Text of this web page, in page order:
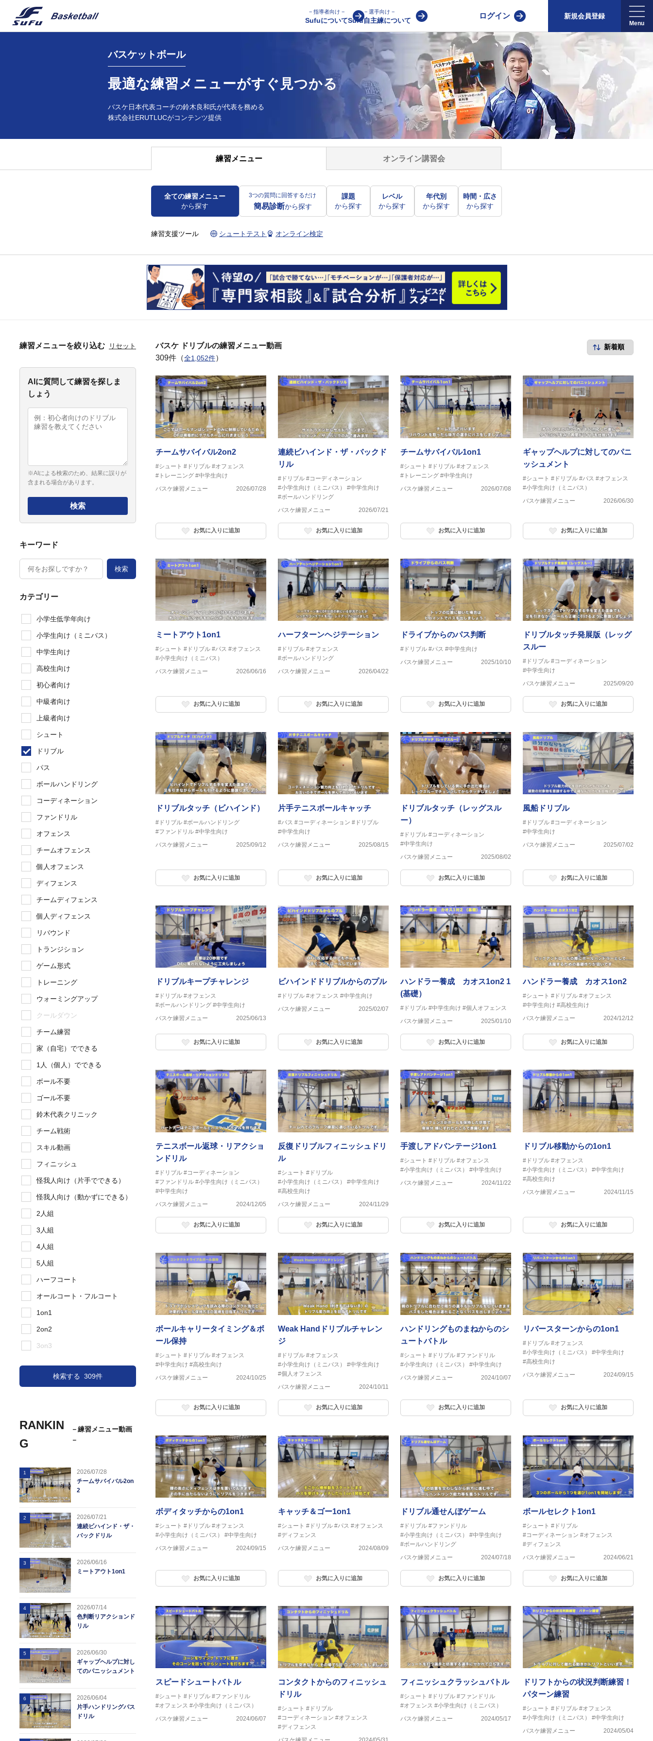
− 指導者向け −
Sufuについて
− 選手向け −
Sufu自主練について
ログイン 新規会員登録
バスケットボール
最適な練習メニューがすぐ見つかる
バスケ日本代表コーチの鈴木良和氏が代表を務める
株式会社ERUTLUCがコンテンツ提供
練習メニュー オンライン講習会
全ての練習メニュー
から探す
3つの質問に回答するだけ
簡易診断から探す
課題
から探す
レベル
から探す
年代別
から探す
時間・広さ
から探す
練習支援ツール シュートテスト オンライン検定
練習メニューを絞り込む リセット
AIに質問して練習を探しま
しょう
※AIによる検索のため、結果に誤りが
含まれる場合があります。
検索
キーワード
検索
カテゴリー
小学生低学年向け
小学生向け（ミニバス）
中学生向け
高校生向け
初心者向け
中級者向け
上級者向け
シュート
ドリブル
パス
ボールハンドリング
コーディネーション
ファンドリル
オフェンス
チームオフェンス
個人オフェンス
ディフェンス
チームディフェンス
個人ディフェンス
リバウンド
トランジション
ゲーム形式
トレーニング
ウォーミングアップ
クールダウン
チーム練習
家（自宅）でできる
1人（個人）でできる
ボール不要
ゴール不要
鈴木代表クリニック
チーム戦術
スキル動画
フィニッシュ
怪我人向け（片手でできる）
怪我人向け（動かずにできる）
2人組
3人組
4人組
5人組
ハーフコート
オールコート・フルコート
1on1
2on2
3on3
検索する 309件
RANKIN
G
－練習メニュー動画
－
1
2026/07/28
チームサバイバル2on
2
2
2026/07/21
連続ビハインド・ザ・
バックドリル
3
2026/06/16
ミートアウト1on1
4
2026/07/14
色判断リアクションド
リル
5
2026/06/30
ギャップヘルプに対し
てのパニッシュメント
6
2026/06/04
片手ハンドリングパス
ドリル
バスケ ドリブルの練習メニュー動画
309件（全1,052件）
チームサバイバル2on2
#シュート #ドリブル #オフェンス
#トレーニング #中学生向け
バスケ練習メニュー
2026/07/28
お気に入りに追加
連続ビハインド・ザ・バックド
リル
#ドリブル #コーディネーション
#小学生向け（ミニバス）
#中学生向け
#ボールハンドリング
バスケ練習メニュー
2026/07/21
お気に入りに追加
チームサバイバル1on1
#シュート #ドリブル #オフェンス
#トレーニング #中学生向け
バスケ練習メニュー
2026/07/08
お気に入りに追加
ギャップヘルプに対してのパニ
ッシュメント
#シュート #ドリブル #パス #オフェンス
#小学生向け（ミニバス）
バスケ練習メニュー
2026/06/30
お気に入りに追加
ミートアウト1on1
#シュート #ドリブル #パス #オフェンス
#小学生向け（ミニバス）
バスケ練習メニュー
2026/06/16
お気に入りに追加
ハーフターンヘジテーション
#ドリブル #オフェンス
#ボールハンドリング
バスケ練習メニュー
2026/04/22
お気に入りに追加
ドライブからのパス判断
#ドリブル #パス #中学生向け
バスケ練習メニュー
2025/10/10
お気に入りに追加
ドリブルタッチ発展版（レッグ
スルー
#ドリブル #コーディネーション
#中学生向け
バスケ練習メニュー
2025/09/20
お気に入りに追加
ドリブルタッチ（ビハインド）
#ドリブル #ボールハンドリング
#ファンドリル #中学生向け
バスケ練習メニュー
2025/09/12
お気に入りに追加
片手テニスボールキャッチ
#パス #コーディネーション #ドリブル
#中学生向け
バスケ練習メニュー
2025/08/15
お気に入りに追加
ドリブルタッチ（レッグスル
ー）
#ドリブル #コーディネーション
#中学生向け
バスケ練習メニュー
2025/08/02
お気に入りに追加
風船ドリブル
#ドリブル #コーディネーション
#中学生向け
バスケ練習メニュー
2025/07/02
お気に入りに追加
ドリブルキープチャレンジ
#ドリブル #オフェンス
#ボールハンドリング #中学生向け
バスケ練習メニュー
2025/06/13
お気に入りに追加
ビハインドドリブルからのプル
#ドリブル #オフェンス #中学生向け
バスケ練習メニュー
2025/02/07
お気に入りに追加
ハンドラー養成 カオス1on2 1
(基礎）
#ドリブル #中学生向け #個人オフェンス
バスケ練習メニュー
2025/01/10
お気に入りに追加
ハンドラー養成 カオス1on2
#シュート #ドリブル #オフェンス
#中学生向け #高校生向け
バスケ練習メニュー
2024/12/12
お気に入りに追加
テニスボール返球・リアクショ
ンドリル
#ドリブル #コーディネーション
#ファンドリル #小学生向け（ミニバス）
#中学生向け
バスケ練習メニュー
2024/12/05
お気に入りに追加
反復ドリブルフィニッシュドリ
ル
#シュート #ドリブル
#小学生向け（ミニバス）
#中学生向け
#高校生向け
バスケ練習メニュー
2024/11/29
お気に入りに追加
手渡しアドバンテージ1on1
#シュート #ドリブル #オフェンス
#小学生向け（ミニバス）
#中学生向け
バスケ練習メニュー
2024/11/22
お気に入りに追加
ドリブル移動からの1on1
#ドリブル #オフェンス
#小学生向け（ミニバス）
#中学生向け
#高校生向け
バスケ練習メニュー
2024/11/15
お気に入りに追加
ボールキャリータイミング＆ボ
ール保持
#シュート #ドリブル #オフェンス
#中学生向け #高校生向け
バスケ練習メニュー
2024/10/25
お気に入りに追加
Weak Handドリブルチャレン
ジ
#ドリブル #オフェンス
#小学生向け（ミニバス）
#中学生向け
#個人オフェンス
バスケ練習メニュー
2024/10/11
お気に入りに追加
ハンドリングものまねからのシ
ュートバトル
#シュート #ドリブル #ファンドリル
#小学生向け（ミニバス）
#中学生向け
バスケ練習メニュー
2024/10/07
お気に入りに追加
リバースターンからの1on1
#ドリブル #オフェンス
#小学生向け（ミニバス）
#中学生向け
#高校生向け
バスケ練習メニュー
2024/09/15
お気に入りに追加
ボディタッチからの1on1
#シュート #ドリブル #オフェンス
#小学生向け（ミニバス）
#中学生向け
バスケ練習メニュー
2024/09/15
お気に入りに追加
キャッチ＆ゴー1on1
#シュート #ドリブル #パス #オフェンス
#ディフェンス
バスケ練習メニュー
2024/08/09
お気に入りに追加
ドリブル通せんぼゲーム
#ドリブル #ファンドリル
#小学生向け（ミニバス）
#中学生向け
#ボールハンドリング
バスケ練習メニュー
2024/07/18
お気に入りに追加
ボールセレクト1on1
#シュート #ドリブル
#コーディネーション #オフェンス
#ディフェンス
バスケ練習メニュー
2024/06/21
お気に入りに追加
スピードシュートバトル
#シュート #ドリブル #ファンドリル
#オフェンス #小学生向け（ミニバス）
バスケ練習メニュー
2024/06/07
コンタクトからのフィニッシュ
ドリル
#シュート #ドリブル
#コーディネーション #オフェンス
#ディフェンス
フィニッシュクラッシュバトル
#シュート #ドリブル #ファンドリル
#オフェンス #小学生向け（ミニバス）
バスケ練習メニュー
2024/05/17
ドリフトからの状況判断練習！
パターン練習
#シュート #ドリブル #オフェンス
#小学生向け（ミニバス）
#中学生向け
バスケ練習メニュー
2024/05/04